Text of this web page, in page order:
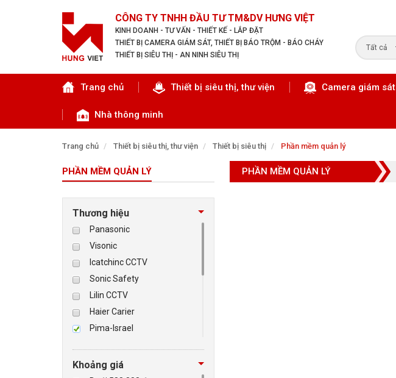
CÔNG TY TNHH ĐẦU TƯ TM&DV HƯNG VIỆT
KINH DOANH - TƯ VẤN - THIẾT KẾ - LẮP ĐẶT
THIẾT BỊ CAMERA GIÁM SÁT, THIẾT BỊ BÁO TRỘM - BÁO CHÁY
THIẾT BỊ SIÊU THỊ - AN NINH SIÊU THỊ
Tất cả
Trang chủ Thiết bị siêu thị, thư viện Camera giám sát
Nhà thông minh
Trang chủ Thiết bị siêu thị, thư viện Thiết bị siêu thị Phần mềm quản lý
PHẦN MỀM QUẢN LÝ
PHẦN MỀM QUẢN LÝ
Thương hiệu
Panasonic
Visonic
Icatchinc CCTV
Sonic Safety
Lilin CCTV
Haier Carier
Pima-Israel
Checkpoint
Khoảng giá
Tìm theo danh mục
TRANG CHỦ
THIẾT BỊ SIÊU THỊ, THƯ VIỆN
CAMERA GIÁM SÁT
BÁO ĐỘNG, BÁO CHÁY
NHÀ THÔNG MINH
LIÊN HỆ